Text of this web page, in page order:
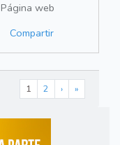
Página web
Compartir
1 2 › »